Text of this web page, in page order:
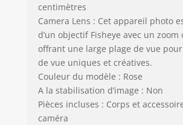
GARÇONS
FILLES】
photo
est de
compacte
à utiliser. Il
comprend
lanière,
centimètres
Camera Lens : Cet appareil photo
d’un objectif Fisheye avec un zoom
offrant une large plage de vue
de vue uniques et créatives.
Couleur du modèle : Rose
A la stabilisation d’image : Non
Pièces incluses : Corps et
caméra